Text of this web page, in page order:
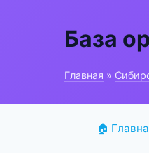
База
Главная »
🏠